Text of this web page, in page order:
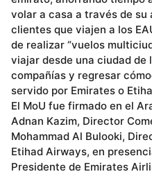
volar a casa a través de su
clientes que viajen a los
de realizar “vuelos
viajar desde una ciudad de
compañías y regresar
servido por Emirates o
El MoU fue firmado en el
Adnan Kazim, Director
Mohammad Al Bulooki,
Etihad Airways, en
Presidente de Emirates